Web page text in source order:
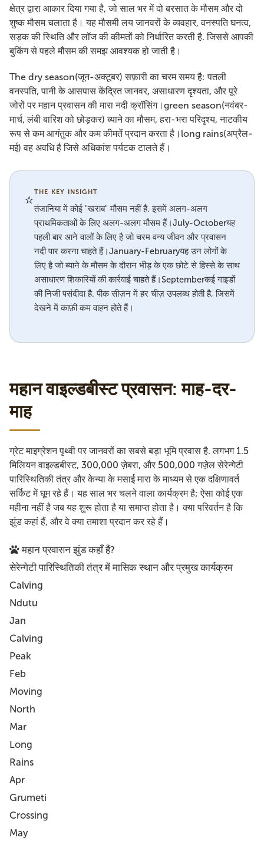
क्षेत्र द्वारा आकार दिया गया है, जो साल भर में दो बरसात के मौसम और दो
शुष्क मौसम चलाता है। यह मौसमी लय जानवरों के व्यवहार, वनस्पति घनत्व,
सड़क की स्थिति और लॉज की कीमतों को निर्धारित करती है. जिससे आपकी
बुकिंग से पहले मौसम की समझ आवश्यक हो जाती है।
The dry season(जून-अक्टूबर) सफ़ारी का चरम समय है: पतली
वनस्पति, पानी के आसपास केंद्रित जानवर, असाधारण दृश्यता, और पूरे
जोरों पर महान प्रवासन की मारा नदी क्रॉसिंग।green season(नवंबर-
मार्च, लंबी बारिश को छोड़कर) ब्याने का मौसम, हरा-भरा परिदृश्य, नाटकीय
रूप से कम आगंतुक और कम कीमतें प्रदान करता है।long rains(अप्रैल-
मई) वह अवधि है जिसे अधिकांश पर्यटक टालते हैं।
⭐THE KEY INSIGHT
तंजानिया में कोई "खराब" मौसम नहीं है. इसमें अलग-अलग
प्राथमिकताओं के लिए अलग-अलग मौसम हैं।July-Octoberयह
पहली बार आने वालों के लिए है जो चरम वन्य जीवन और प्रवासन
नदी पार करना चाहते हैं।January-Februaryयह उन लोगों के
लिए है जो ब्याने के मौसम के दौरान भीड़ के एक छोटे से हिस्से के साथ
असाधारण शिकारियों की कार्रवाई चाहते हैं।Septemberकई गाइडों
की निजी पसंदीदा है. पीक सीज़न में हर चीज़ उपलब्ध होती है, जिसमें
देखने में काफ़ी कम वाहन होते हैं।
महान वाइल्डबीस्ट प्रवासन: माह-दर-
माह
ग्रेट माइग्रेशन पृथ्वी पर जानवरों का सबसे बड़ा भूमि प्रवास है. लगभग 1.5
मिलियन वाइल्डबीस्ट, 300,000 ज़ेबरा, और 500,000 गज़ेल सेरेन्गेटी
पारिस्थितिकी तंत्र और केन्या के मसाई मारा के माध्यम से एक दक्षिणावर्त
सर्किट में घूम रहे हैं। यह साल भर चलने वाला कार्यक्रम है; ऐसा कोई एक
महीना नहीं है जब यह शुरू होता है या समाप्त होता है। क्या परिवर्तन है कि
झुंड कहां हैं, और वे क्या तमाशा प्रदान कर रहे हैं।
महान प्रवासन झुंड कहाँ हैं?
सेरेन्गेटी पारिस्थितिकी तंत्र में मासिक स्थान और प्रमुख कार्यक्रम
Calving
Ndutu
Jan
Calving
Peak
Feb
Moving
North
Mar
Long
Rains
Apr
Grumeti
Crossing
May